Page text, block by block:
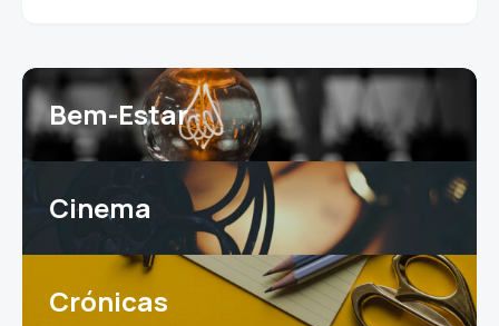
Bem-Estar
Cinema
Crónicas